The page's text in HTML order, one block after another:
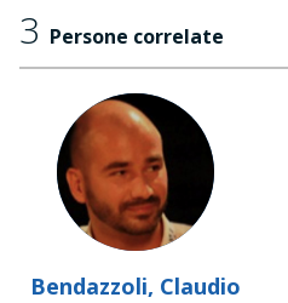
3 Persone correlate
Bendazzoli, Claudio